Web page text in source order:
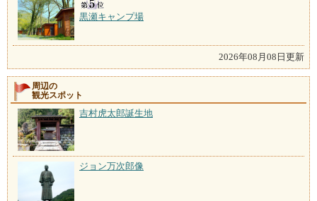
黒瀬キャンプ場
2026年08月08日更新
周辺の
観光スポット
吉村虎太郎誕生地
ジョン万次郎像